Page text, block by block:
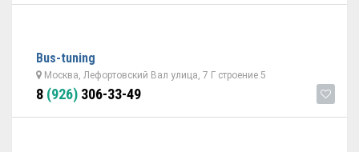
Bus-tuning
Москва, Лефортовский Вал улица, 7 Г строение 5
8 (926) 306-33-49